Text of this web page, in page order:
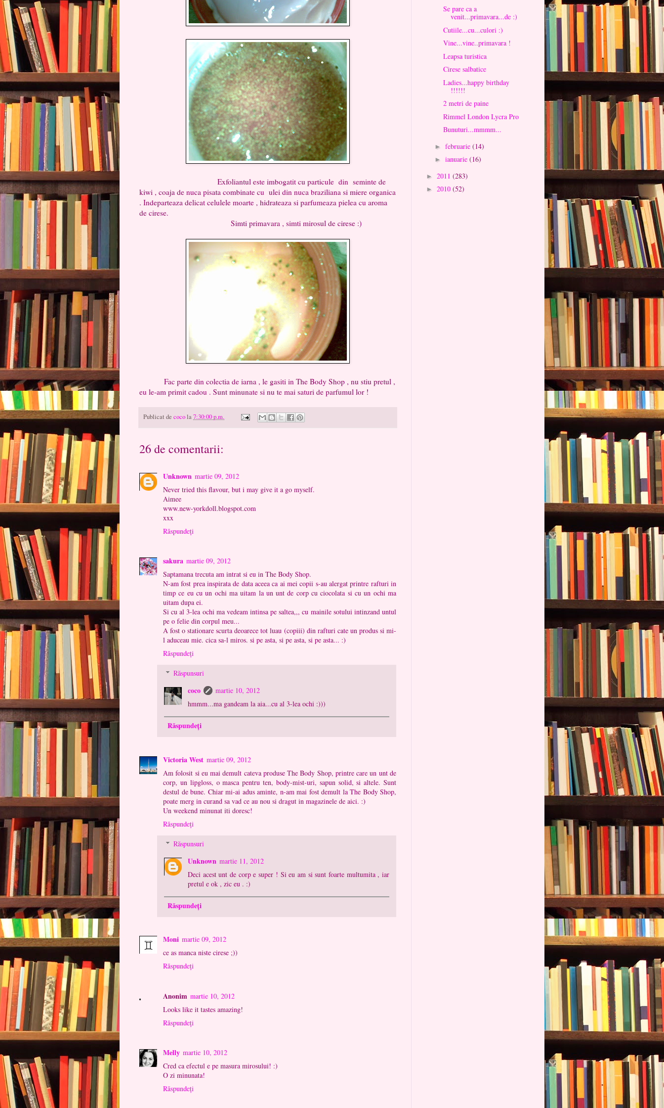
Exfoliantul este imbogatit cu particule din seminte de
kiwi , coaja de nuca pisata combinate cu ulei din nuca braziliana si miere organica
. Indeparteaza delicat celulele moarte , hidrateaza si parfumeaza pielea cu aroma
de cirese.
Simti primavara , simti mirosul de cirese :)
Fac parte din colectia de iarna , le gasiti in The Body Shop , nu stiu pretul ,
eu le-am primit cadou . Sunt minunate si nu te mai saturi de parfumul lor !
Publicat de cocola7:30:00 p.m.
26 de comentarii:
Unknown martie 09, 2012
Never tried this flavour, but i may give it a go myself.
Aimee
www.new-yorkdoll.blogspot.com
xxx
Răspundeți
sakura martie 09, 2012
Saptamana trecuta am intrat si eu in The Body Shop.
N-am fost prea inspirata de data aceea ca ai mei copii s-au alergat printre rafturi in
timp ce eu cu un ochi ma uitam la un unt de corp cu ciocolata si cu un ochi ma
uitam dupa ei.
Si cu al 3-lea ochi ma vedeam intinsa pe saltea,,, cu mainile sotului intinzand untul
pe o felie din corpul meu...
A fost o stationare scurta deoarece tot luau (copiii) din rafturi cate un produs si mi-
l aduceau mie. cica sa-l miros. si pe asta, si pe asta, si pe asta... :)
Răspundeți
Răspunsuri
coco
martie 10, 2012
hmmm...ma gandeam la aia...cu al 3-lea ochi :)))
Răspundeți
Victoria West martie 09, 2012
Am folosit si eu mai demult cateva produse The Body Shop, printre care un unt de
corp, un lipgloss, o masca pentru ten, body-mist-uri, sapun solid, si altele. Sunt
destul de bune. Chiar mi-ai adus aminte, n-am mai fost demult la The Body Shop,
poate merg in curand sa vad ce au nou si dragut in magazinele de aici. :)
Un weekend minunat iti doresc!
Răspundeți
Răspunsuri
Unknown martie 11, 2012
Deci acest unt de corp e super ! Si eu am si sunt foarte multumita , iar
pretul e ok , zic eu . :)
Răspundeți
Moni martie 09, 2012
ce as manca niste cirese ;))
Răspundeți
Anonim martie 10, 2012
Looks like it tastes amazing!
Răspundeți
Melly martie 10, 2012
Cred ca efectul e pe masura mirosului! :)
O zi minunata!
Răspundeți
Se pare ca a
venit...primavara...de :)
Cutiile...cu...culori :)
Vine...vine..primavara !
Leapsa turistica
Cirese salbatice
Ladies...happy birthday
!!!!!!
2 metri de paine
Rimmel London Lycra Pro
Bunuturi...mmmm...
► februarie (14)
► ianuarie (16)
► 2011 (283)
► 2010 (52)